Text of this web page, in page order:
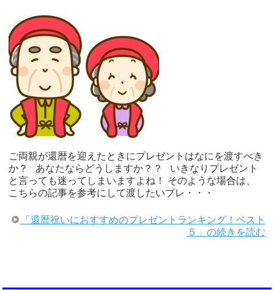
ご両親が還暦を迎えたときにプレゼントはなにを渡すべき
か？ あなたならどうしますか？？ いきなりプレゼント
と言っても迷ってしまいますよね！ そのような場合は、
こちらの記事を参考にして渡したいプレ・・・
「還暦祝いにおすすめのプレゼントランキング！ベスト
５」の続きを読む